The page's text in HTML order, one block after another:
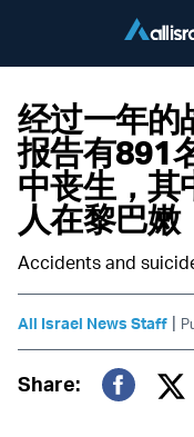
经过一年的
报告有891
中丧生，其
人在黎巴嫩
Accidents and
All Israel News Staff |
Share: